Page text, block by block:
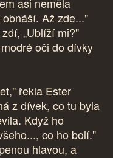
asi neměla
Až zde..."
„Ublíží mi?"
oči do dívky
řekla Ester
z dívek, co tu byla
Když ho
co ho bolí."
hlavou, a